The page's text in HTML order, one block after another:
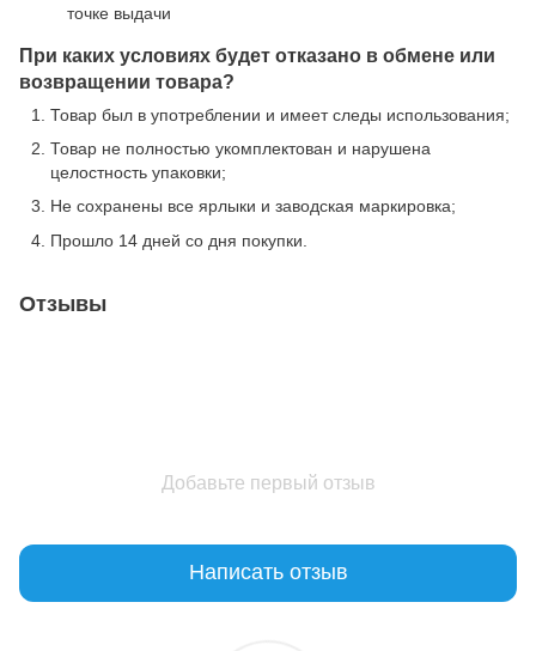
точке выдачи
При каких условиях будет отказано в обмене или
возвращении товара?
Товар был в употреблении и имеет следы использования;
Товар не полностью укомплектован и нарушена
целостность упаковки;
Не сохранены все ярлыки и заводская маркировка;
Прошло 14 дней со дня покупки.
Отзывы
Добавьте первый отзыв
Написать отзыв